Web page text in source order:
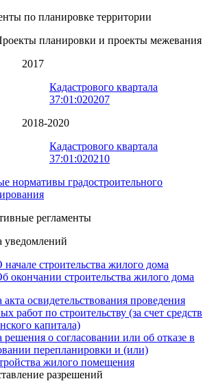
по планировке территории
планировки и проекты межевания
2017
Кадастрового квартала
37:01:020207
2018-2020
Кадастрового квартала
37:01:020210
нормативы градостроительного
регламенты
уведомлений
начале строительства жилого дома
окончании строительства жилого дома
освидетельствования проведения
работ по строительству (за счет средств
капитала)
решения о согласовании или об отказе в
перепланировки и (или)
жилого помещения
разрешений